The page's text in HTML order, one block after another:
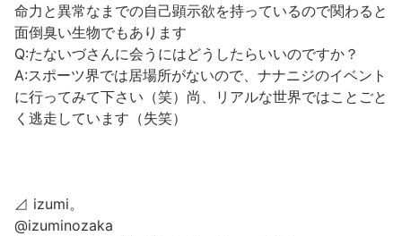
命力と異常なまでの自己顕示欲を持っているので関わると
面倒臭い生物でもあります
Q:たないづさんに会うにはどうしたらいいのですか？
A:スポーツ界では居場所がないので、ナナニジのイベント
に行ってみて下さい（笑）尚、リアルな世界ではことごと
く逃走しています（失笑）
⊿ izumi。
@izuminozaka